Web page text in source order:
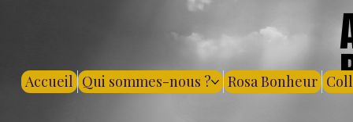
Accueil Qui sommes-nous ? Rosa Bonheur